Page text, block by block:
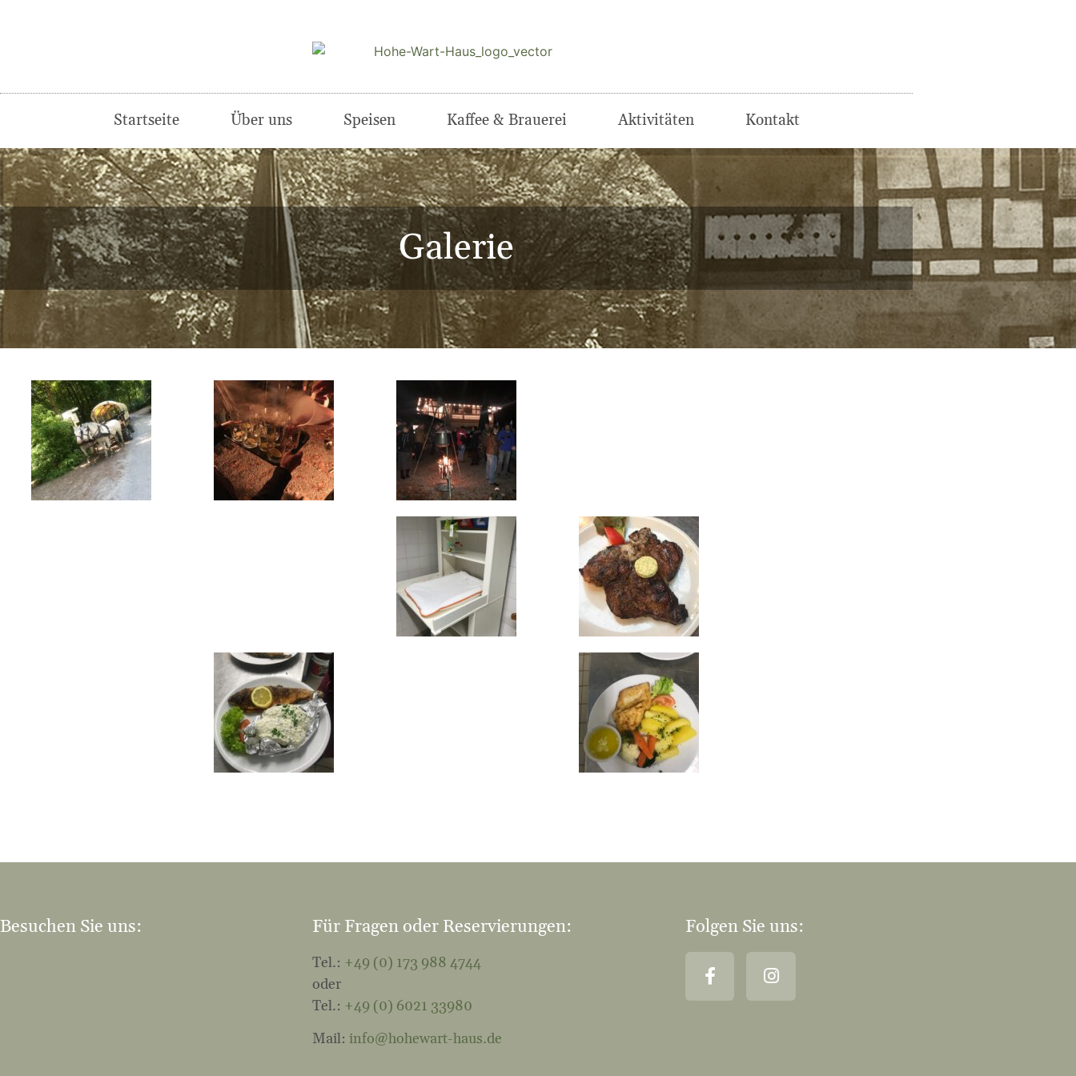
Startseite Über uns Speisen Kaffee & Brauerei Aktivitäten Kontakt
Galerie
Besuchen Sie uns: Für Fragen oder Reservierungen:
Tel.: +49 (0) 173 988 4744
oder
Tel.: +49 (0) 6021 33980
Mail: info@hohewart-haus.de
Folgen Sie uns: